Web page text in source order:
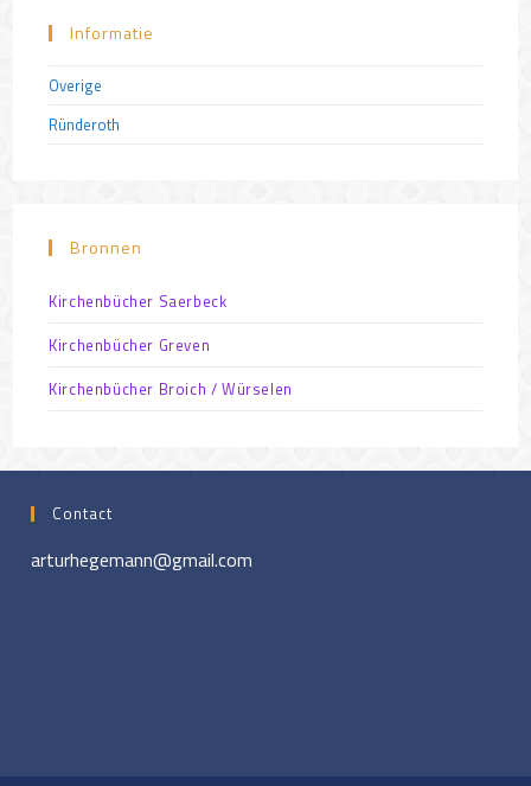
Informatie
Overige
Ründeroth
Bronnen
Kirchenbücher Saerbeck
Kirchenbücher Greven
Kirchenbücher Broich / Würselen
Contact
arturhegemann@gmail.com